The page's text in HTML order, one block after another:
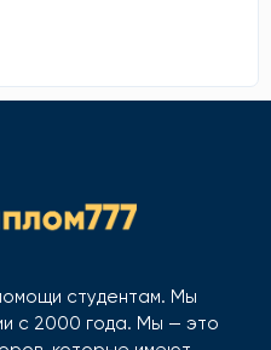
студентам. Мы
с 2000 года. Мы — это